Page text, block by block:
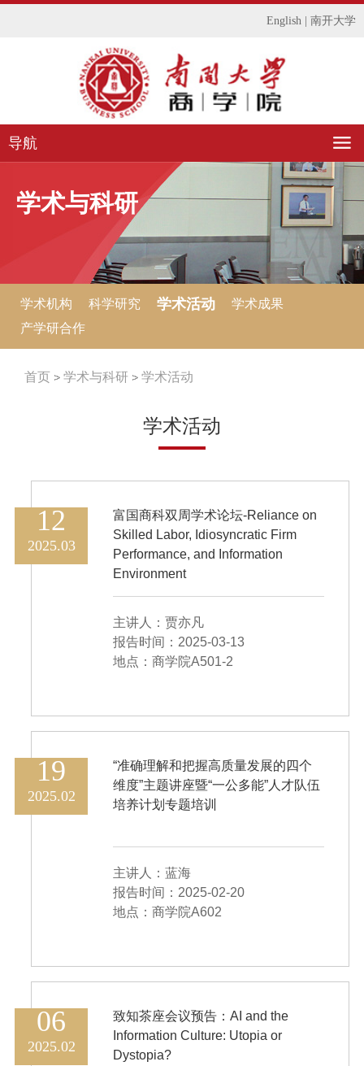
English 南开大学
导航
学术与科研
学术机构 科学研究 学术活动
学术成果
产学研合作
首页 学术与科研 学术活动
学术活动
12
2025.03
富国商科双周学术论坛-Reliance on
Skilled Labor, Idiosyncratic Firm
Performance, and Information
Environment
主讲人：贾亦凡
报告时间：2025-03-13
地点：商学院A501-2
19
2025.02
“准确理解和把握高质量发展的四个
维度”主题讲座暨“一公多能”人才队伍
培养计划专题培训
主讲人：蓝海
报告时间：2025-02-20
地点：商学院A602
06
2025.02
致知茶座会议预告：AI and the
Information Culture: Utopia or
Dystopia?